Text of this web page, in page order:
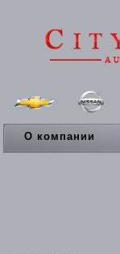
О компании